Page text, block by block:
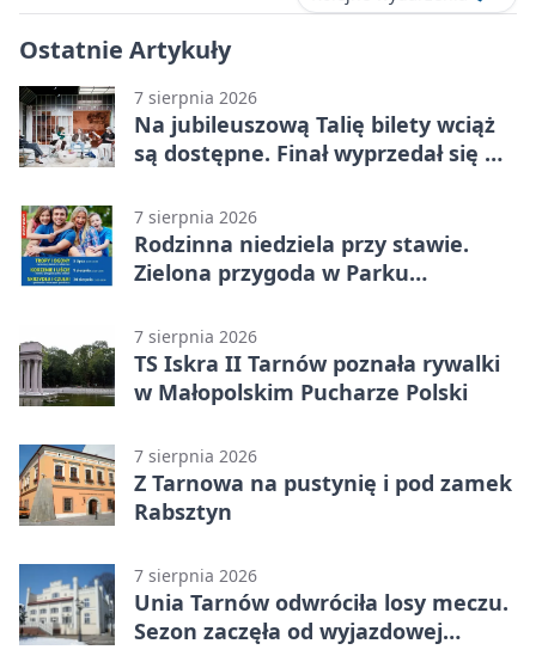
Ostatnie Artykuły
7 sierpnia 2026
Na jubileuszową Talię bilety wciąż
są dostępne. Finał wyprzedał się w
7 sierpnia 2026
Rodzinna niedziela przy stawie.
Zielona przygoda w Parku
7 sierpnia 2026
TS Iskra II Tarnów poznała rywalki
w Małopolskim Pucharze Polski
7 sierpnia 2026
Z Tarnowa na pustynię i pod zamek
Rabsztyn
7 sierpnia 2026
Unia Tarnów odwróciła losy meczu.
Sezon zaczęła od wyjazdowej